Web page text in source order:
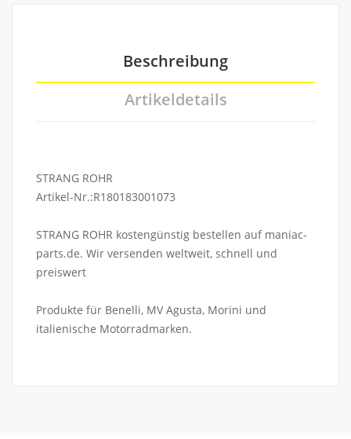
Beschreibung
Artikeldetails
STRANG ROHR
Artikel-Nr.:R180183001073
STRANG ROHR kostengünstig bestellen auf maniac-
parts.de. Wir versenden weltweit, schnell und
preiswert
Produkte für Benelli, MV Agusta, Morini und
italienische Motorradmarken.